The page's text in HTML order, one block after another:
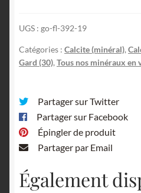
UGS : go-fl-392-19
Catégories : Calcite (minéral),
Gard (30), Tous nos minéraux en
Partager sur Twitter
Partager sur Facebook
Épingler de produit
Partager par Email
Également